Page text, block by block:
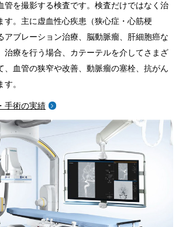
管を撮影する検査です。検査だけではなく治
す。主に虚血性心疾患（狭心症・心筋梗
アブレーション治療、脳動脈瘤、肝細胞癌な
治療を行う場合、カテーテルを介してさまざ
、血管の狭窄や改善、動脈瘤の塞栓、抗がん
。
手術の実績